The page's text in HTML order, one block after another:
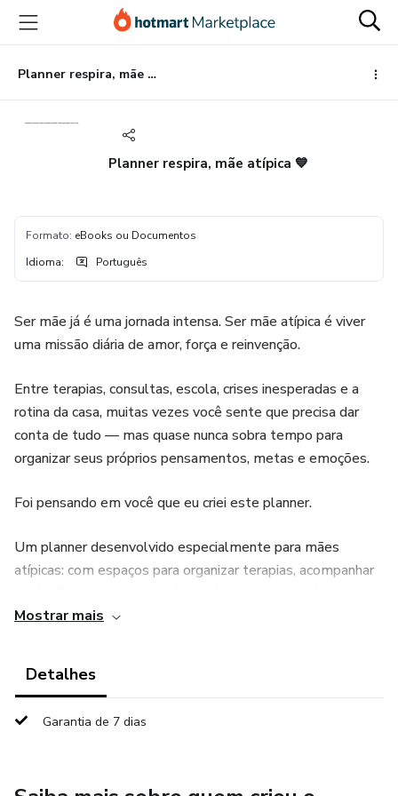
para
conteúdo
principal
para
pagamento
para
rodapé
Planner respira, mãe atípica 💙
Planner respira, mãe atípica 💙
Formato: eBooks ou Documentos
Idioma: Português
Ser mãe já é uma jornada intensa. Ser mãe atípica é viver
uma missão diária de amor, força e reinvenção.
Entre terapias, consultas, escola, crises inesperadas e a
rotina da casa, muitas vezes você sente que precisa dar
conta de tudo — mas quase nunca sobra tempo para
organizar seus próprios pensamentos, metas e emoções.
Foi pensando em você que eu criei este planner.
Um planner desenvolvido especialmente para mães
atípicas: com espaços para organizar terapias, acompanhar
anotar conquistas (grandes e pequenas) e, principalmente,
Porque sua rotina não é comum.
Seus desafios não são simples.
Mostrar mais
Detalhes
Garantia de 7 dias